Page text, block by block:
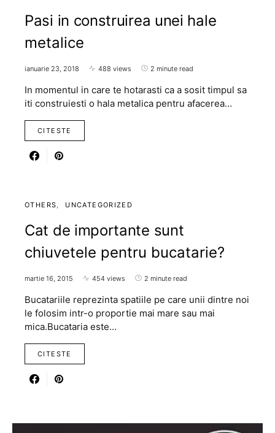
Pasi in construirea unei hale
metalice
ianuarie 23, 2018 488 views 2 minute read
In momentul in care te hotarasti ca a sosit timpul sa
iti construiesti o hala metalica pentru afacerea…
CITESTE
OTHERS UNCATEGORIZED
Cat de importante sunt
chiuvetele pentru bucatarie?
martie 16, 2015 454 views 2 minute read
Bucatariile reprezinta spatiile pe care unii dintre noi
le folosim intr-o proportie mai mare sau mai
mica.Bucataria este…
CITESTE